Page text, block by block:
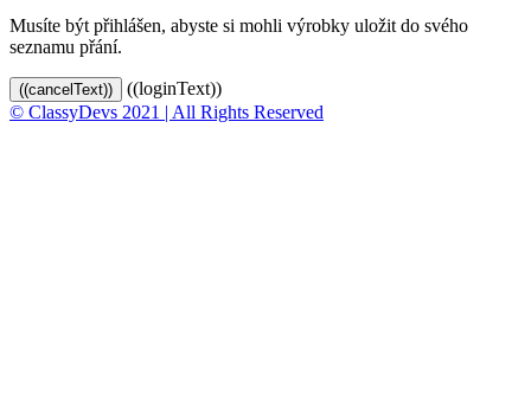
Musíte být přihlášen, abyste si mohli výrobky uložit do svého
seznamu přání.
((cancelText))
((loginText))
© ClassyDevs 2021 | All Rights Reserved